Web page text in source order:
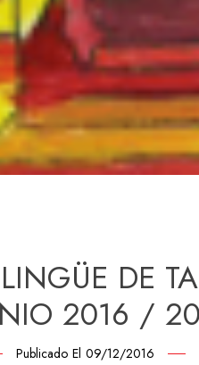
DE
2016 /
Publicado El 09/12/2016